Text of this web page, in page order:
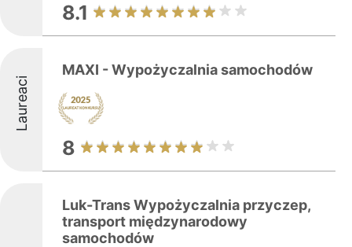
8.1
Laureaci
MAXI - Wypożyczalnia samochodów
8
Luk-Trans Wypożyczalnia przyczep,
transport międzynarodowy
samochodów